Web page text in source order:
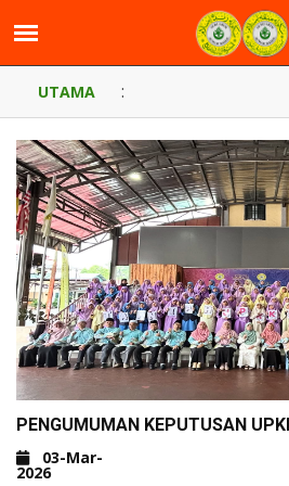
UTAMA :
PENGUMUMAN KEPUTUSAN
03-Mar-
2026